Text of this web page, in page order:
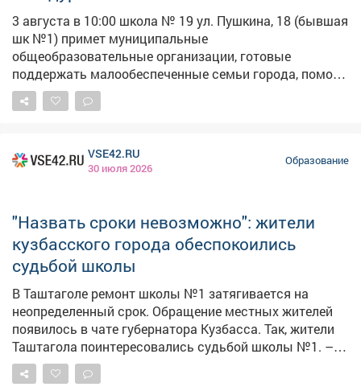
положительного заключения госэкспертизы будет
подготовлено обращение в Министерство
строительства и Министерство образования Кузбасса
для включения объекта в государственную
программу по строительству новой школы. Таким
образом, только после этого можно будет говорить о
3 августа в 10:00 школа № 19 ул. Пушкина, 18 (бывшая
шк №1) примет муниципальные
общеобразовательные организации, готовые
поддержать малообеспеченные семьи города, помочь
им с подготовкой детей к школе, а также с
приобретением необходимых товаров, в том числе
№ 6, школа № 7, школа «Коррекция и развитие», школа
16:00 - школа № 4, лицей № 20, лицей № 22, школа №
25.
VSE42.RU
30 июля 2026
Образование
"Назвать сроки невозможно": жители
кузбасского города обеспокоились
судьбой школы
В Таштаголе ремонт школы №1 затягивается на
неопределенный срок. Обращение местных жителей
появилось в чате губернатора Кузбасса. Так, жители
Таштагола поинтересовались судьбой школы №1. – А
что со школой №1 в Таштаголе? Обещали
отремонтировать к началу учебного года, но со